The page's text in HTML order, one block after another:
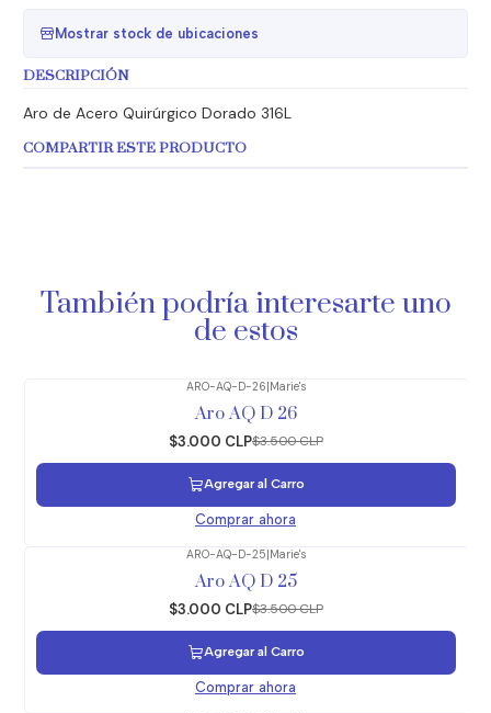
Mostrar stock de ubicaciones
DESCRIPCIÓN
Aro de Acero Quirúrgico Dorado 316L
COMPARTIR ESTE PRODUCTO
También podría interesarte uno
de estos
ARO-AQ-D-26|Marie's
Aro AQ D 26
$3.000 CLP$3.500 CLP
Agregar al Carro
Comprar ahora
ARO-AQ-D-25|Marie's
Aro AQ D 25
$3.000 CLP$3.500 CLP
Agregar al Carro
Comprar ahora